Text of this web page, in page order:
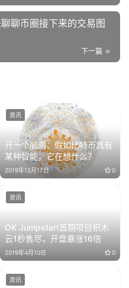
聊币圈接下来的交易图
下一篇
开一个脑洞：假如比特币具有
某种智能，它在想什么？
2019年12月17日 0
资讯
OK Jumpstart首期项目积木
云1秒售尽，开盘暴涨16倍
2019年4月10日 0
资讯
资讯